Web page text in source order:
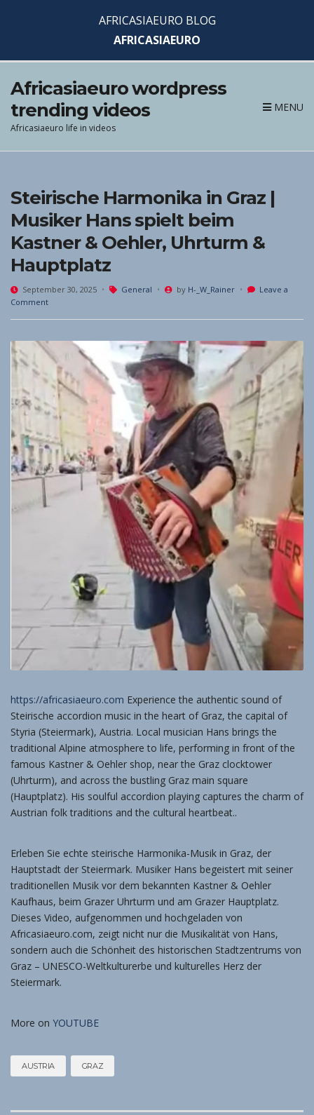
AFRICASIAEURO BLOG
AFRICASIAEURO
Africasiaeuro wordpress
trending videos
Africasiaeuro life in videos
MENU
Steirische Harmonika in Graz |
Musiker Hans spielt beim
Kastner & Oehler, Uhrturm &
Hauptplatz
September 30, 2025 General by H-_W_Rainer
Leave a
Commenton
in
Graz
Musiker
Hans
spielt
beim
&
Oehler,
Uhrturm
&
Hauptplatz
https://africasiaeuro.com Experience the authentic sound of
Steirische accordion music in the heart of Graz, the capital of
Styria (Steiermark), Austria. Local musician Hans brings the
traditional Alpine atmosphere to life, performing in front of the
famous Kastner & Oehler shop, near the Graz clocktower
(Uhrturm), and across the bustling Graz main square
(Hauptplatz). His soulful accordion playing captures the charm of
Austrian folk traditions and the cultural heartbeat..
Erleben Sie echte steirische Harmonika-Musik in Graz, der
Hauptstadt der Steiermark. Musiker Hans begeistert mit seiner
traditionellen Musik vor dem bekannten Kastner & Oehler
Kaufhaus, beim Grazer Uhrturm und am Grazer Hauptplatz.
Dieses Video, aufgenommen und hochgeladen von
Africasiaeuro.com, zeigt nicht nur die Musikalität von Hans,
sondern auch die Schönheit des historischen Stadtzentrums von
Graz – UNESCO-Weltkulturerbe und kulturelles Herz der
Steiermark.
More on YOUTUBE
AUSTRIA GRAZ